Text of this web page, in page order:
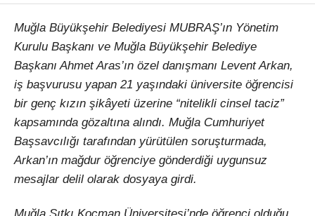
Muğla Büyükşehir Belediyesi MUBRAŞ’ın Yönetim
Kurulu Başkanı ve Muğla Büyükşehir Belediye
Başkanı Ahmet Aras’ın özel danışmanı Levent Arkan,
iş başvurusu yapan 21 yaşındaki üniversite öğrencisi
bir genç kızın şikâyeti üzerine “nitelikli cinsel taciz”
kapsamında gözaltına alındı. Muğla Cumhuriyet
Başsavcılığı tarafından yürütülen soruşturmada,
Arkan’ın mağdur öğrenciye gönderdiği uygunsuz
mesajlar delil olarak dosyaya girdi.